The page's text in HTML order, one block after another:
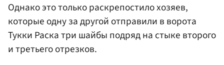
Однако это только раскрепостило хозяев,
которые одну за другой отправили в ворота
Тукки Раска три шайбы подряд на стыке второго
и третьего отрезков.